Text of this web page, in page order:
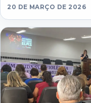
20 DE MARÇO DE 2026